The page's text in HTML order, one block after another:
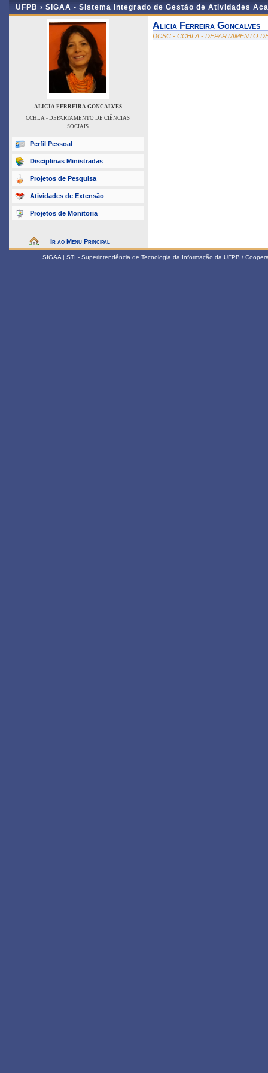
UFPB › SIGAA - Sistema Integrado de Gestão de Atividades
ALICIA FERREIRA GONCALVES
CCHLA - DEPARTAMENTO DE CIÊNCIAS
SOCIAIS
Perfil Pessoal
Disciplinas Ministradas
Projetos de Pesquisa
Atividades de Extensão
Projetos de Monitoria
Ir ao Menu Principal
Alicia Ferreira Goncalves
DCSC - CCHLA - DEPARTAMENTO
SIGAA | STI - Superintendência de Tecnologia da Informação da UFPB /